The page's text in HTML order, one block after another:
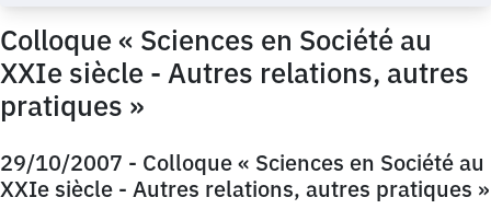
Colloque « Sciences en Société au
XXIe siècle - Autres relations, autres
pratiques »
29/10/2007 - Colloque « Sciences en Société au
XXIe siècle - Autres relations, autres pratiques »